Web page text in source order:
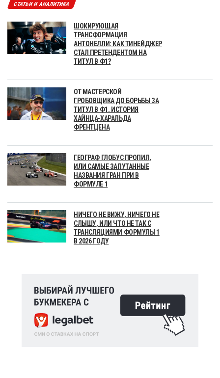
СТАТЬИ И АНАЛИТИКА
ШОКИРУЮЩАЯ
ТРАНСФОРМАЦИЯ
АНТОНЕЛЛИ: КАК ТИНЕЙДЖЕР
СТАЛ ПРЕТЕНДЕНТОМ НА
ТИТУЛ В Ф1?
ОТ МАСТЕРСКОЙ
ГРОБОВЩИКА ДО БОРЬБЫ ЗА
ТИТУЛ В Ф1. ИСТОРИЯ
ХАЙНЦА-ХАРАЛЬДА
ФРЕНТЦЕНА
ГЕОГРАФ ГЛОБУС ПРОПИЛ,
ИЛИ САМЫЕ ЗАПУТАННЫЕ
НАЗВАНИЯ ГРАН ПРИ В
ФОРМУЛЕ 1
НИЧЕГО НЕ ВИЖУ, НИЧЕГО НЕ
СЛЫШУ, ИЛИ ЧТО НЕ ТАК С
ТРАНСЛЯЦИЯМИ ФОРМУЛЫ 1
В 2026 ГОДУ